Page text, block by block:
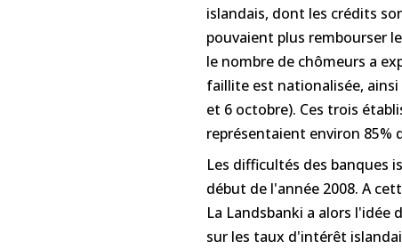
islandais, dont les crédits
pouvaient plus rembourser
le nombre de chômeurs a
faillite est nationalisée,
et 6 octobre). Ces trois
représentaient environ 85%
Les difficultés des banques
début de l'année 2008. A
La Landsbanki a alors l'idée
sur les taux d'intérêt